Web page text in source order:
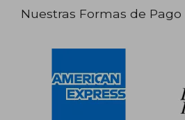
Nuestras Formas de Pago